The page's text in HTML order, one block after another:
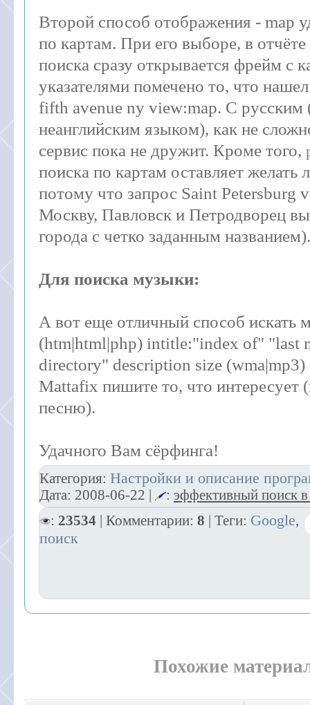
Второй способ отображения - map
по картам. При его выборе, в отчёте
поиска сразу открывается фрейм с
указателями помечено то, что
fifth avenue ny view:map. С
неанглийским языком), как не
сервис пока не дружит. Кроме того,
поиска по картам оставляет желать
потому что запрос Saint Petersburg
Москву, Павловск и Петродворец
города с четко заданным названием).
Для поиска музыки:
А вот еще отличный способ искать
(htm|html|php) intitle:"index of" "last
directory" description size
Mattafix пишите то, что интересует
песню).
Удачного Вам сёрфинга!
Категория: Настройки и описание
Дата: 2008-06-22 : эффективный поиск
: 23534 | Комментарии: 8 | Теги: Google,
поиск
Похожие